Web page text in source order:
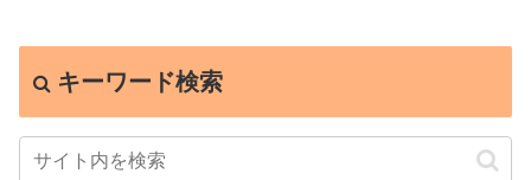
キーワード検索